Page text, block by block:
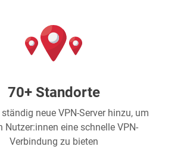
70+ Standorte
neue VPN-Server hinzu, um
Nutzer:innen eine schnelle VPN-
Verbindung zu bieten